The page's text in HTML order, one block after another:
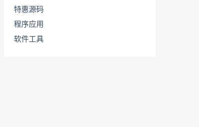
特惠源码
程序应用
软件工具